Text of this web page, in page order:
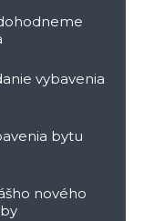
vybavenia
bytu
nového